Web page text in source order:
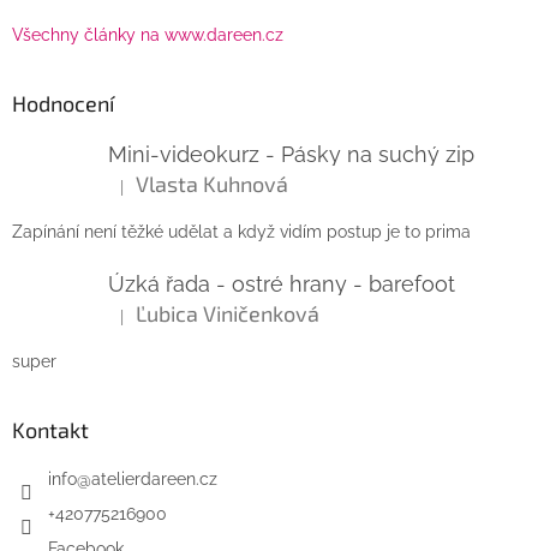
Všechny články na www.dareen.cz
Hodnocení
Mini-videokurz - Pásky na suchý zip
Hodnocení produktu je 5 z 5 hvězdiček.
Vlasta Kuhnová
Zapínání není těžké udělat a když vidím postup je to prima
Úzká řada - ostré hrany - barefoot
Hodnocení produktu je 5 z 5 hvězdiček.
Ľubica Viničenková
super
Kontakt
info@atelierdareen.cz
+420775216900